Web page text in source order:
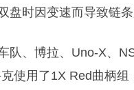
盘时因变速而导致链
队、博拉、Uno-X、
克使用了1X Red曲柄